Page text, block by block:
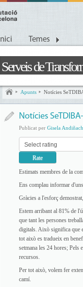
Inici Temes
Serveis de
Apunts Notícies
Notícies
Publicat per Gisela
Estimats membres de la
Ens complau informar
Gràcies a l'esforç
Estem arribant al 81% de
que tant les persones
digitals. Això significa que
tot això es tradueix en
setmana les 24 hores;
recursos.
Per tot això, volem fer
camí.